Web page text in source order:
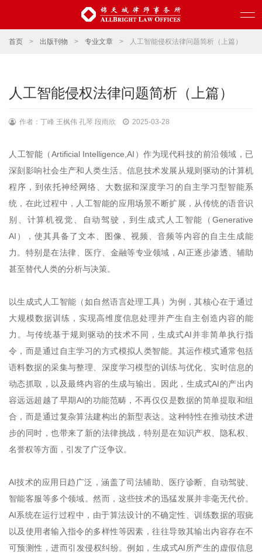
首页 > 出版刊物 > 专业文章 > 人工智能侵权法律问题简析（上篇）
人工智能侵权法律问题简析（上篇）
作者：丁峰 王枫伟 孔琴 段雨欣 2025-03-28
人工智能（Artificial Intelligence,AI）作为现代科技的前沿领域，已
深刻影响社会生产和人类生活。信息技术发展从规则驱动的计算机
程序，到依托神经网络、大数据和深度学习的自主学习型智能系
统，在此过程中，人工智能的应用场景不断扩展，从传统的语音识
别、计算机视觉、自动驾驶，到生成式人工智能（Generative
AI），使其具备了文本、图像、视频、音频等内容的自主生成能
力。特别是在法律、医疗、金融等专业领域，AI正逐步渗透、辅助
甚至替代人类的分析与决策。
以生成式人工智能（如自然语言处理工具）为例，其核心在于通过
大规模数据训练，实现高维度信息处理并产生自主创造内容的能
力。与传统基于规则驱动的技术不同，生成式AI并非简单执行指
令，而是通过自主学习的方式模拟人类智能。其运作模式通常包括
语料数据的采集与整理、深度学习模型的训练与优化、实时信息的
动态抓取，以及最终内容的生成与输出。因此，生成式AI的产出内
容远远超越了早期AI的功能范畴，不再仅仅是数据的简单提取和组
合，而是通过复杂算法建构出的新型表达。这种特性在推动技术进
步的同时，也带来了新的法律挑战，特别是在知识产权、隐私权、
名誉权等方面，引发了广泛争议。
AI技术的应用日趋广泛，涵盖了司法辅助、医疗诊断、自动驾驶、
智能客服等多个领域。然而，这些技术的迅猛发展并非毫无代价。
AI系统在运行过程中，由于算法设计的不确定性、训练数据的瑕疵
以及使用者输入指令的多样性等因素，往往导致其输出内容存在不
可预测性，进而引发侵权纠纷。例如，生成式AI所产生的虚假信息